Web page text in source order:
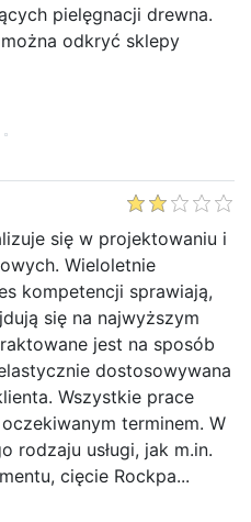
pielęgnacji drewna.
odkryć sklepy
się w projektowaniu i
Wieloletnie
kompetencji sprawiają,
się na najwyższym
jest na sposób
dostosowywana
Wszystkie prace
terminem. W
rodzaju usługi, jak m.in.
cięcie Rockpa...